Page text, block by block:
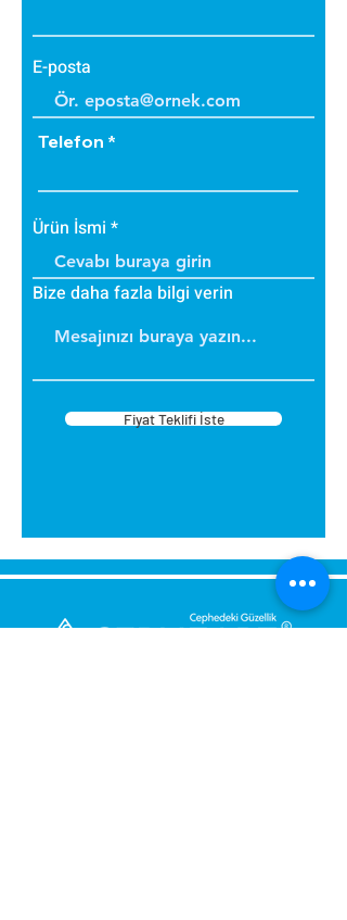
E-posta
Telefon
Ürün İsmi
Bize daha fazla bilgi verin
Fiyat Teklifi İste